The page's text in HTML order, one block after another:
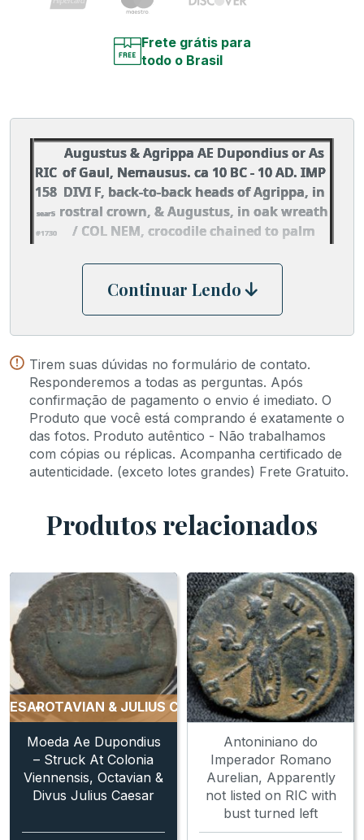
Frete grátis para
todo o Brasil
RIC
158
sear5
#1730
Augustus & Agrippa AE Dupondius or As
of Gaul, Nemausus. ca 10 BC - 10 AD. IMP
DIVI F, back-to-back heads of Agrippa, in
rostral crown, & Augustus, in oak wreath
/ COL NEM, crocodile chained to palm
Continuar Lendo
Tirem suas dúvidas no formulário de contato.
Responderemos a todas as perguntas. Após
confirmação de pagamento o envio é imediato. O
Produto que você está comprando é exatamente o
das fotos. Produto autêntico - Não trabalhamos
com cópias ou réplicas. Acompanha certificado de
autenticidade. (exceto lotes grandes) Frete Gratuito.
Produtos relacionados
OTAVIAN & JULIUS CAESAROTAVIAN & JULIUS
Moeda Ae Dupondius
– Struck At Colonia
Viennensis, Octavian &
Divus Julius Caesar
Antoniniano do
Imperador Romano
Aurelian, Apparently
not listed on RIC with
bust turned left